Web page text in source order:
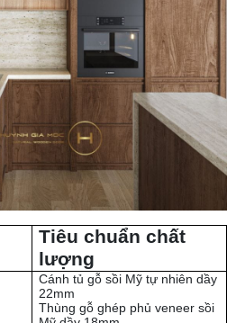
Tiêu chuẩn chất
lượng
Cánh tủ gỗ sồi Mỹ tự nhiên dầy
22mm
Thùng gỗ ghép phủ veneer sồi